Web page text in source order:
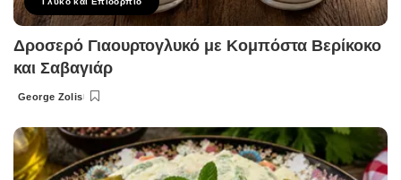
Δροσερό Γιαουρτογλυκό με Κομπόστα Βερίκοκο
και Σαβαγιάρ
Posted
George Zolis